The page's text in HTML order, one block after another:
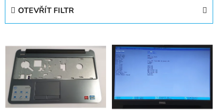
p
d
u
k
OTEVŘÍT FILTR
s
p